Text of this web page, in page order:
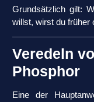
Grundsätzlich gilt:
willst, wirst du früher
Veredeln
Phosphor
Eine der